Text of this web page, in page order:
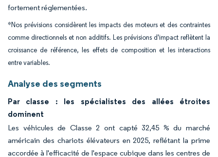
fortement réglementées.
*Nos prévisions considèrent les impacts des moteurs et des contraintes
comme directionnels et non additifs. Les prévisions d'impact reflètent la
croissance de référence, les effets de composition et les interactions
entre variables.
Analyse des segments
Par classe : les spécialistes des allées étroites
dominent
Les véhicules de Classe 2 ont capté 32,45 % du marché
américain des chariots élévateurs en 2025, reflétant la prime
accordée à l'efficacité de l'espace cubique dans les centres de